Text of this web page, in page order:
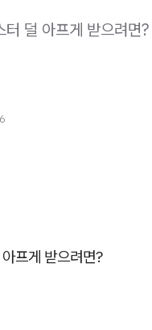
터 덜 아프게 받으려면
프게 받으려면?